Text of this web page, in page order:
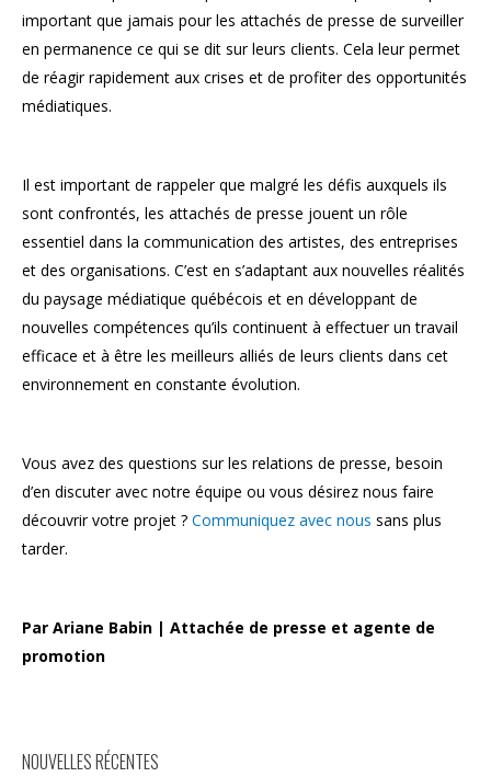
important que jamais pour les attachés de presse de surveiller
en permanence ce qui se dit sur leurs clients. Cela leur permet
de réagir rapidement aux crises et de profiter des opportunités
médiatiques.
Il est important de rappeler que malgré les défis auxquels ils
sont confrontés, les attachés de presse jouent un rôle
essentiel dans la communication des artistes, des entreprises
et des organisations. C’est en s’adaptant aux nouvelles réalités
du paysage médiatique québécois et en développant de
nouvelles compétences qu’ils continuent à effectuer un travail
efficace et à être les meilleurs alliés de leurs clients dans cet
environnement en constante évolution.
Vous avez des questions sur les relations de presse, besoin
d’en discuter avec notre équipe ou vous désirez nous faire
découvrir votre projet ? Communiquez avec nous sans plus
tarder.
Par Ariane Babin | Attachée de presse et agente de
promotion
NOUVELLES RÉCENTES